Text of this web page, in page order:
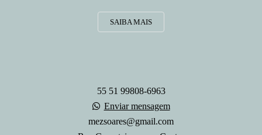
SAIBA MAIS
55 51 99808-6963
Enviar mensagem
mezsoares@gmail.com